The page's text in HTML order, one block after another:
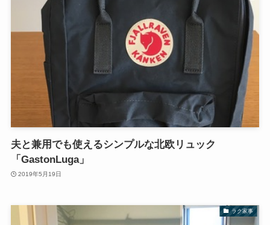
夫と兼用でも使えるシンプルな北欧リュック
「GastonLuga」
2019年5月19日
ラク家事